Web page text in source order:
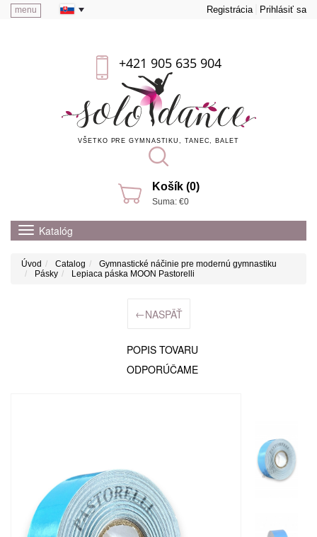
menu Registrácia Prihlásiť sa
+421 905 635 904
VŠETKO PRE GYMNASTIKU, TANEC, BALET
Košík (0)
Suma: €0
Katalóg
Úvod Catalog
Gymnastické náčinie pre modernú gymnastiku
Pásky
Lepiaca páska MOON Pastorelli
←NASPÄŤ
POPIS TOVARU
ODPORÚČAME